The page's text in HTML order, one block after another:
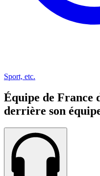
Sport, etc.
Équipe de France
derrière son